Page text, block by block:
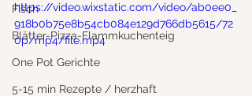
Fisch
Blätter-Pizza-Flammkuchenteig
One Pot Gerichte
5-15 min Rezepte / herzhaft
https://video.wixstatic.com/video/ab0ee0_
918b0b75e8b54cb084e129d766db5615/72
0p/mp4/file.mp4